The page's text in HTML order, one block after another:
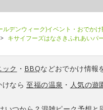
ルデンウィーク)イベント・おでかけ
キサイフーズはなさきふれあいパ
ック ・ BBQなどおでかけ情報
けなら至福の温泉 ・ 人気の遊